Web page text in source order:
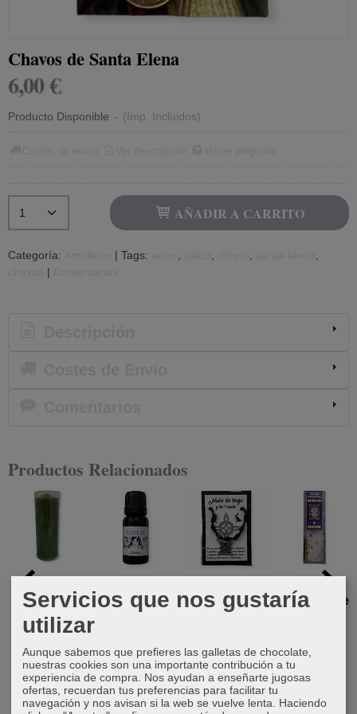
Chavos de Santa Elena
6,00 €
Producto Disponible - (Imp. Incluidos)
AÑADIR A CARRITO
Categoría: | Tags:
|
Productos Relacionados
3,75 €
canela
Nudo de
Bruja y los 7
5,50 €
especial Tres
Servicios que nos gustaría
utilizar
Aunque sabemos que prefieres las galletas de chocolate,
nuestras cookies son una importante contribución a tu
experiencia de compra. Nos ayudan a enseñarte jugosas
ofertas, recuerdan tus preferencias para facilitar tu
navegación y nos avisan si la web se vuelve lenta. Haciendo